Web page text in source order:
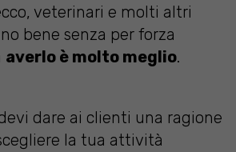
veterinari e molti altri
bene senza per forza
averlo è molto meglio.
dare ai clienti una ragione
la tua attività